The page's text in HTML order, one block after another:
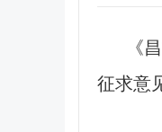
《
征求意